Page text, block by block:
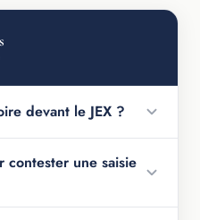
devant le JEX ?
une saisie